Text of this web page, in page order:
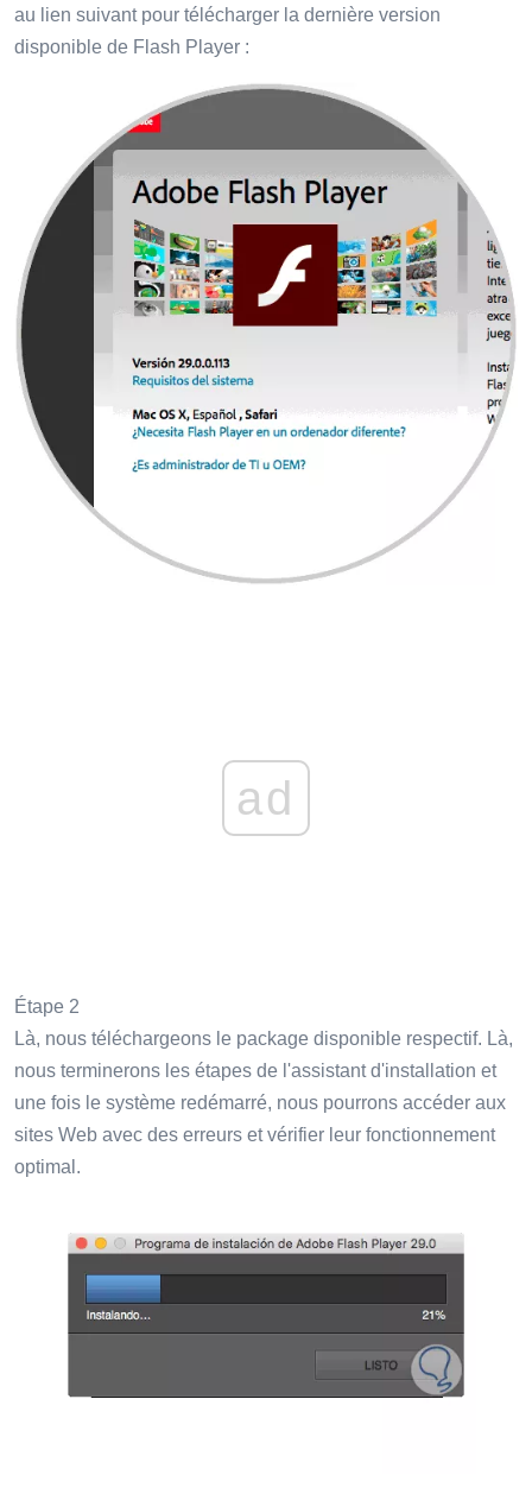
au lien suivant pour télécharger la dernière version
disponible de Flash Player :
ad
Étape 2
Là, nous téléchargeons le package disponible respectif. Là,
nous terminerons les étapes de l'assistant d'installation et
une fois le système redémarré, nous pourrons accéder aux
sites Web avec des erreurs et vérifier leur fonctionnement
optimal.